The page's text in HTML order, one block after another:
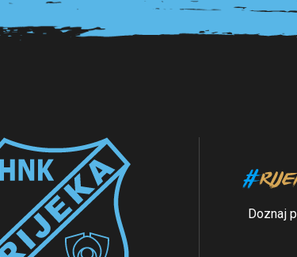
Doznaj